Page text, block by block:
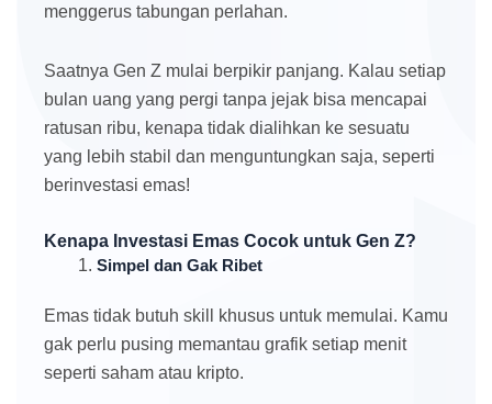
menggerus tabungan perlahan.
Saatnya Gen Z mulai berpikir panjang. Kalau setiap
bulan uang yang pergi tanpa jejak bisa mencapai
ratusan ribu, kenapa tidak dialihkan ke sesuatu
yang lebih stabil dan menguntungkan saja, seperti
berinvestasi emas!
Kenapa Investasi Emas Cocok untuk Gen Z?
Simpel dan Gak Ribet
Emas tidak butuh skill khusus untuk memulai. Kamu
gak perlu pusing memantau grafik setiap menit
seperti saham atau kripto.